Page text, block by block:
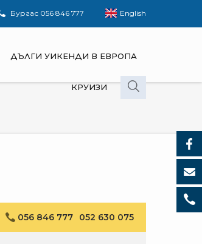
English
Бургас 056 846 777
ДЪЛГИ УИКЕНДИ В ЕВРОПА
КРУИЗИ
056 846 777 052 630 075